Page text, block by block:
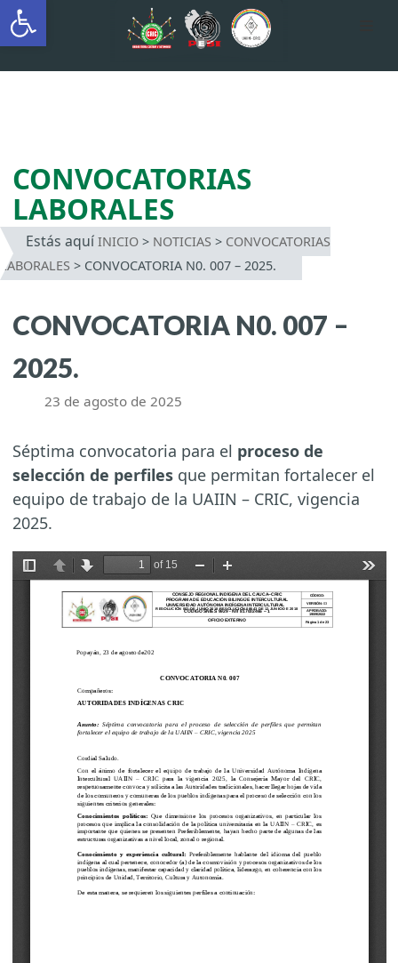
Saltar
al
INTERCULTURAL
CONVOCATORIAS
LABORALES
Estás aquí INICIO> NOTICIAS > CONVOCATORIAS
LABORALES > CONVOCATORIA N0. 007 – 2025.
CONVOCATORIA N0. 007 –
2025.
23 de agosto de 2025
Séptima convocatoria para el proceso de
selección de perfilesque permitan fortalecer el
equipo de trabajo de la UAIIN – CRIC, vigencia
2025.